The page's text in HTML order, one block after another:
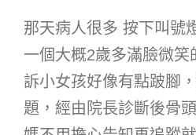
那天病人很多 按下叫號
一個大概2歲多滿臉微笑
訴小女孩好像有點跛腳
題，經由院長診斷後骨